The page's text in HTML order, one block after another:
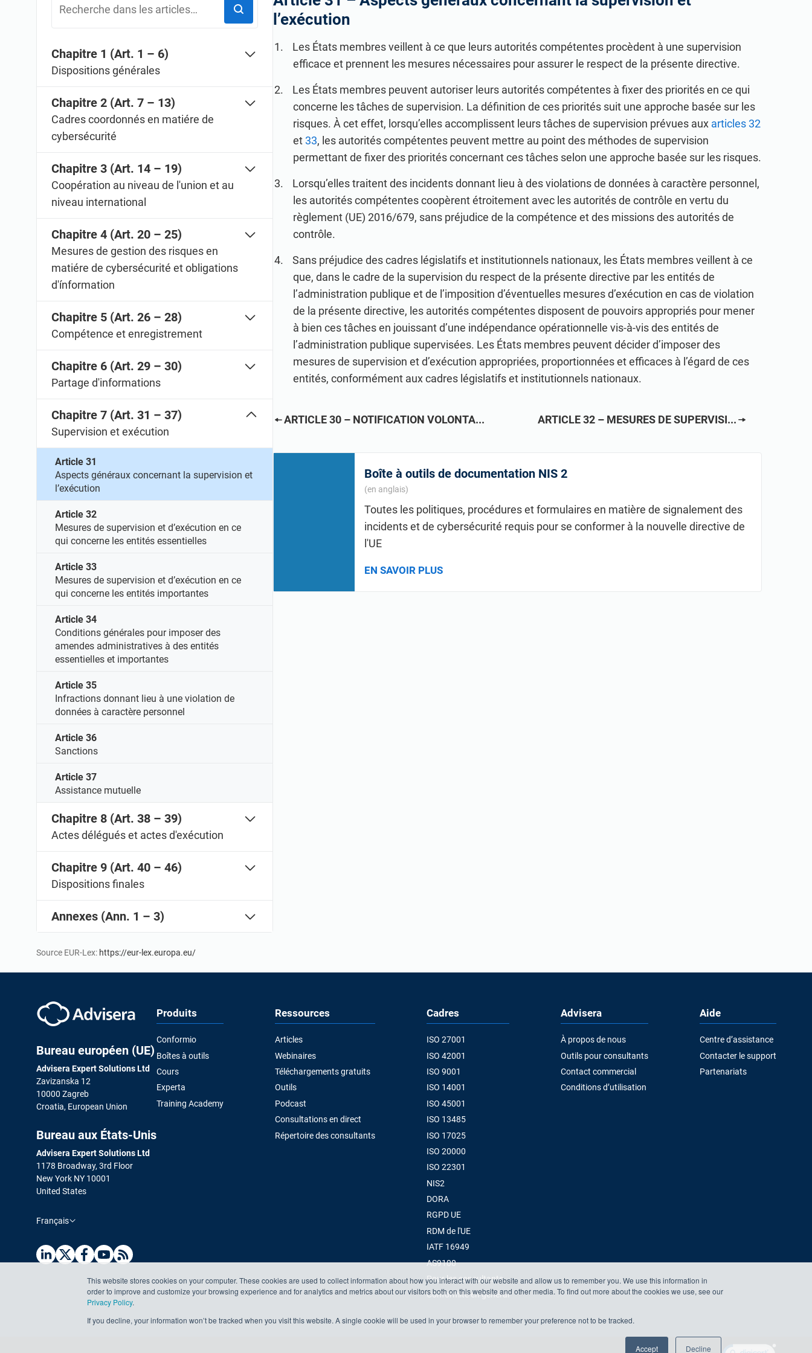
This website stores cookies on your computer. These cookies are used to collect information about how you interact with our website and allow us to remember you. We use this information in
order to improve and customize your browsing experience and for analytics and metrics about our visitors both on this website and other media. To find out more about the cookies we use, see our
Privacy Policy.
If you decline, your information won’t be tracked when you visit this website. A single cookie will be used in your browser to remember your preference not to be tracked.
Accept Decline
ISO 20000
IATF 16949
Créez de la documentation relative à la norme ISO
27001, obtenez des réponses immédiates à toutes vos
vos textes et élaborez plus rapidement des supports de
formation à la sécurité grâce à la plateforme d'Advisera,
optimisée par l'IA.
Dispositifs médicaux
Laboratoires
conformité, obtenez des réponses immédiates à vos
questions en matière d'obligations de conformité,
peaufinez vos textes grâce à la plateforme d'Advisera,
optimisée par l'IA et s'appuyant sur une base de
connaissances exclusive en matière d'obligations de
professionnels qui partagent les mêmes idées, au niveau
Chapitre 1 (Art. 1 – 6)
Dispositions générales
Chapitre 2 (Art. 7 – 13)
Cadres coordonnés en matiére de
cybersécurité
Chapitre 3 (Art. 14 – 19)
Coopération au niveau de l'union et au
niveau international
Chapitre 4 (Art. 20 – 25)
Mesures de gestion des risques en
matiére de cybersécurité et obligations
d'ínformation
Chapitre 5 (Art. 26 – 28)
Compétence et enregistrement
Chapitre 6 (Art. 29 – 30)
Partage d'informations
Chapitre 7 (Art. 31 – 37)
Supervision et exécution
Article 31
Aspects généraux concernant la supervision et
l’exécution
Article 32
Mesures de supervision et d’exécution en ce
qui concerne les entités essentielles
Article 33
Mesures de supervision et d’exécution en ce
qui concerne les entités importantes
Article 34
Conditions générales pour imposer des
amendes administratives à des entités
essentielles et importantes
Article 35
Infractions donnant lieu à une violation de
données à caractère personnel
Article 36
Sanctions
Article 37
Assistance mutuelle
Chapitre 8 (Art. 38 – 39)
Actes délégués et actes d'exécution
Chapitre 9 (Art. 40 – 46)
Dispositions finales
Annexes (Ann. 1 – 3)
Source EUR-Lex: https://eur-lex.europa.eu/
l’exécution
Les États membres veillent à ce que leurs autorités compétentes procèdent à une supervision
efficace et prennent les mesures nécessaires pour assurer le respect de la présente directive.
Les États membres peuvent autoriser leurs autorités compétentes à fixer des priorités en ce qui
concerne les tâches de supervision. La définition de ces priorités suit une approche basée sur les
risques. À cet effet, lorsqu’elles accomplissent leurs tâches de supervision prévues aux articles 32
et 33, les autorités compétentes peuvent mettre au point des méthodes de supervision
permettant de fixer des priorités concernant ces tâches selon une approche basée sur les risques.
Lorsqu’elles traitent des incidents donnant lieu à des violations de données à caractère personnel,
les autorités compétentes coopèrent étroitement avec les autorités de contrôle en vertu du
règlement (UE) 2016/679, sans préjudice de la compétence et des missions des autorités de
contrôle.
Sans préjudice des cadres législatifs et institutionnels nationaux, les États membres veillent à ce
que, dans le cadre de la supervision du respect de la présente directive par les entités de
l’administration publique et de l’imposition d’éventuelles mesures d’exécution en cas de violation
de la présente directive, les autorités compétentes disposent de pouvoirs appropriés pour mener
à bien ces tâches en jouissant d’une indépendance opérationnelle vis-à-vis des entités de
l’administration publique supervisées. Les États membres peuvent décider d’imposer des
mesures de supervision et d’exécution appropriées, proportionnées et efficaces à l’égard de ces
entités, conformément aux cadres législatifs et institutionnels nationaux.
ARTICLE 30 – NOTIFICATION VOLONTA... ARTICLE 32 – MESURES DE SUPERVISI...
Boîte à outils de documentation NIS 2
(en anglais)
Toutes les politiques, procédures et formulaires en matière de signalement des
incidents et de cybersécurité requis pour se conformer à la nouvelle directive de
l'UE
EN SAVOIR PLUS
Bureau européen (UE)
Advisera Expert Solutions Ltd
Zavizanska 12
10000 Zagreb
Croatia, European Union
Bureau aux États-Unis
Advisera Expert Solutions Ltd
1178 Broadway, 3rd Floor
New York NY 10001
United States
Français
Produits
Conformio
Boîtes à outils
Cours
Experta
Training Academy
Ressources
Articles
Webinaires
Téléchargements gratuits
Outils
Podcast
Consultations en direct
Répertoire des consultants
Cadres
ISO 27001
ISO 42001
ISO 9001
ISO 14001
ISO 45001
ISO 13485
ISO 17025
ISO 20000
ISO 22301
NIS2
DORA
RGPD UE
RDM de l'UE
IATF 16949
AS9100
Pour les consultants
Conformité en général
Advisera
À propos de nous
Outils pour consultants
Contact commercial
Conditions d’utilisation
Aide
Centre d’assistance
Contacter le support
Partenariats